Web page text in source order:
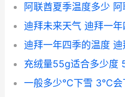
阿联酋夏季温度多少
迪拜未来天气 迪拜一
迪拜一年四季的温度
充绒量55g适合多少度
一般多少℃下雪 3℃会